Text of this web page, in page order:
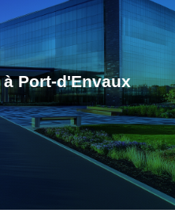
Port-d'Envaux